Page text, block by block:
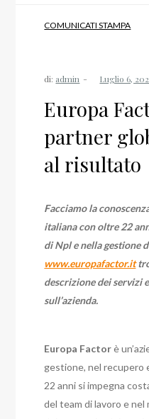
COMUNICATI STAMPA
di: admin
Europa
partner
al risultato
Facciamo la
italiana con oltre 22
di Npl e nella gestione
www.europafactor.it
descrizione dei servizi
sull’azienda.
Europa Factorè
gestione, nel recupero
22 anni si impegna
del team di lavoro e